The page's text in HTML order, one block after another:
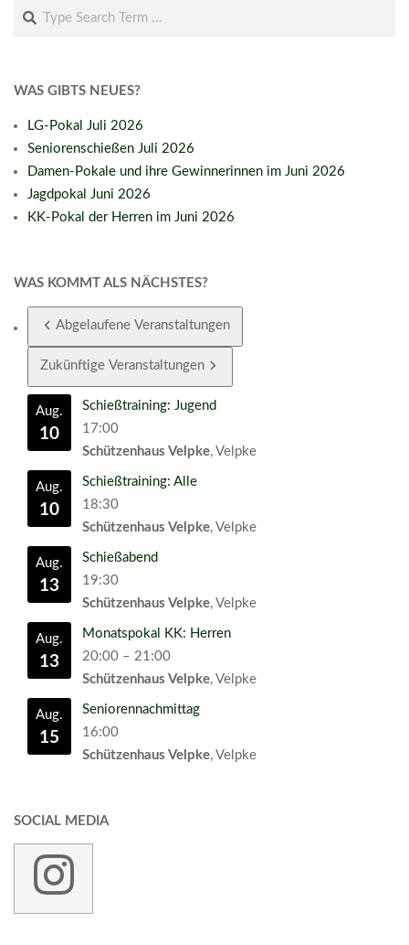
Search
WAS GIBTS NEUES?
LG-Pokal Juli 2026
Seniorenschießen Juli 2026
Damen-Pokale und ihre Gewinnerinnen im Juni 2026
Jagdpokal Juni 2026
KK-Pokal der Herren im Juni 2026
WAS KOMMT ALS NÄCHSTES?
Abgelaufene Veranstaltungen
Zukünftige Veranstaltungen
Aug.
10
Schießtraining: Jugend
17:00
Schützenhaus Velpke, Velpke
Aug.
10
Schießtraining: Alle
18:30
Schützenhaus Velpke, Velpke
Aug.
13
Schießabend
19:30
Schützenhaus Velpke, Velpke
Aug.
13
Monatspokal KK: Herren
20:00 – 21:00
Schützenhaus Velpke, Velpke
Aug.
15
Seniorennachmittag
16:00
Schützenhaus Velpke, Velpke
SOCIAL MEDIA